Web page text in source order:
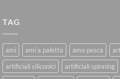
TAG
ami ami a paletta amo pesca
artificiali siliconici
artificiali spinning